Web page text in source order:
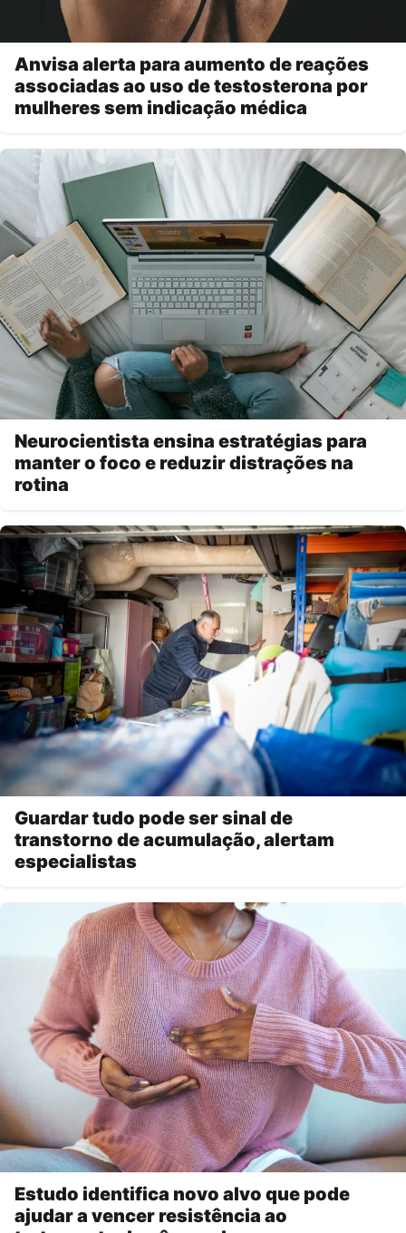
Anvisa alerta para aumento de reações
associadas ao uso de testosterona por
mulheres sem indicação médica
Neurocientista ensina estratégias para
manter o foco e reduzir distrações na
rotina
Guardar tudo pode ser sinal de
transtorno de acumulação, alertam
especialistas
Estudo identifica novo alvo que pode
ajudar a vencer resistência ao